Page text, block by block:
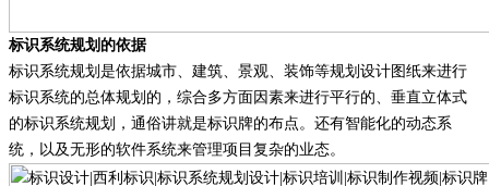
标识系统规划的依据
标识系统规划是依据城市、建筑、景观、装饰等规划设计图纸来进行
标识系统的总体规划的，综合多方面因素来进行平行的、垂直立体式
的标识系统规划，通俗讲就是标识牌的布点。还有智能化的动态系
统，以及无形的软件系统来管理项目复杂的业态。